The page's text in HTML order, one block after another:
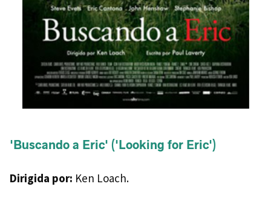
'Buscando a Eric' ('Looking for Eric')
Dirigida por: Ken Loach.